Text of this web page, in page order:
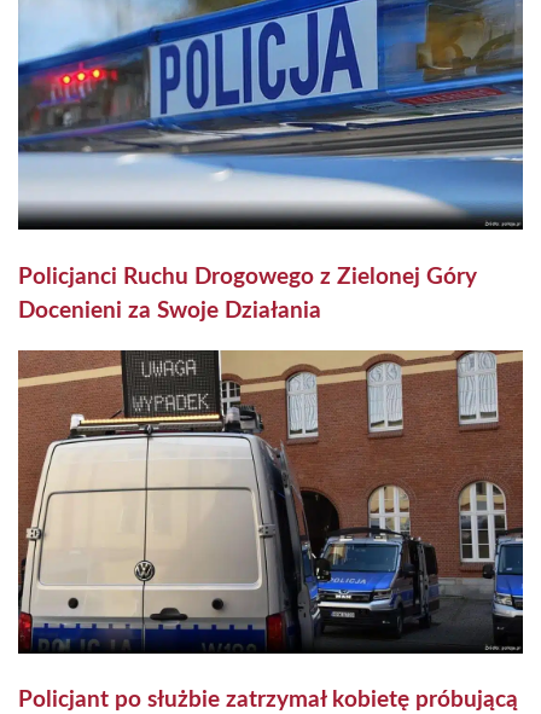
Policjanci Ruchu Drogowego z Zielonej Góry
Docenieni za Swoje Działania
Policjant po służbie zatrzymał kobietę próbującą